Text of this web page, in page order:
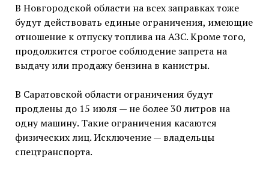
В Новгородской области на всех заправках тоже
будут действовать единые ограничения, имеющие
отношение к отпуску топлива на АЗС. Кроме того,
продолжится строгое соблюдение запрета на
выдачу или продажу бензина в канистры.
В Саратовской области ограничения будут
продлены до 15 июля — не более 30 литров на
одну машину. Такие ограничения касаются
физических лиц. Исключение — владельцы
спецтранспорта.